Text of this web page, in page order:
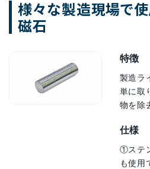
様々な製造現場で
磁石
特徴
製造ラ
単に取
物を除
仕様
①ステ
も使用